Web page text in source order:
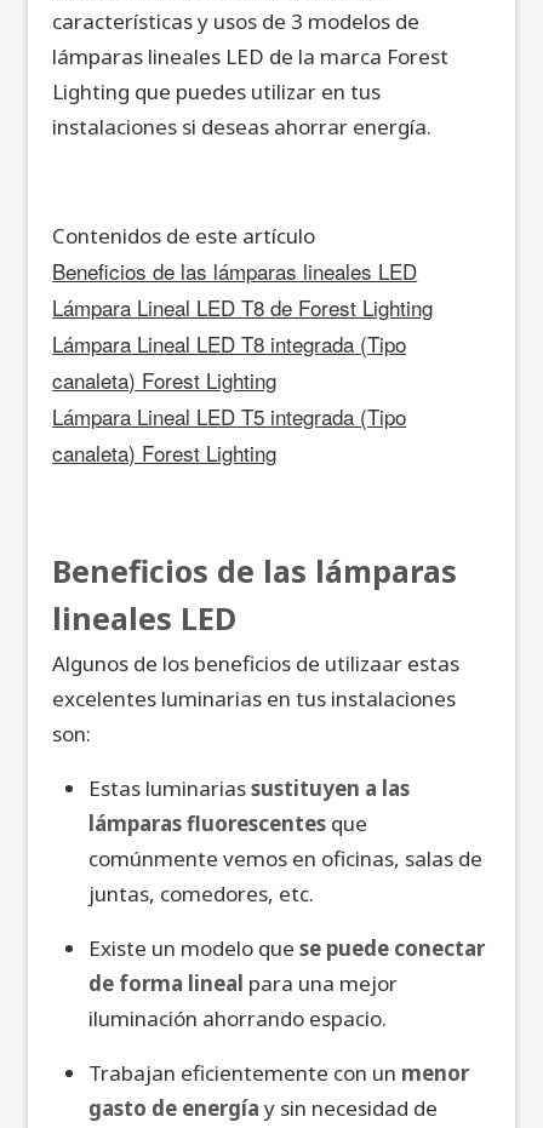
características y usos de 3 modelos de
lámparas lineales LED de la marca Forest
Lighting que puedes utilizar en tus
instalaciones si deseas ahorrar energía.
Contenidos de este artículo
Beneficios de las lámparas lineales LED
Lámpara Lineal LED T8 de Forest Lighting
Lámpara Lineal LED T8 integrada (Tipo
canaleta) Forest Lighting
Lámpara Lineal LED T5 integrada (Tipo
canaleta) Forest Lighting
Beneficios de las lámparas
lineales LED
Algunos de los beneficios de utilizaar estas
excelentes luminarias en tus instalaciones
son:
Estas luminariassustituyen a las
lámparas fluorescentes que
comúnmente vemos en oficinas, salas de
juntas, comedores, etc.
Existe un modelo quese puede conectar
de forma lineal para una mejor
iluminación ahorrando espacio.
Trabajan eficientemente con un menor
gasto de energía y sin necesidad de